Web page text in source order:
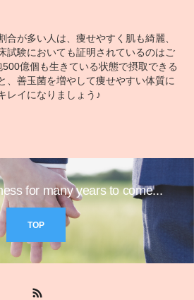
合が多い人は、痩せやすく肌も綺麗、
試験においても証明されているのはご
億個も生きている状態で摂取できる
、善玉菌を増やして痩せやすい体質に
レイになりましょう♪
for many years to come...
TOP